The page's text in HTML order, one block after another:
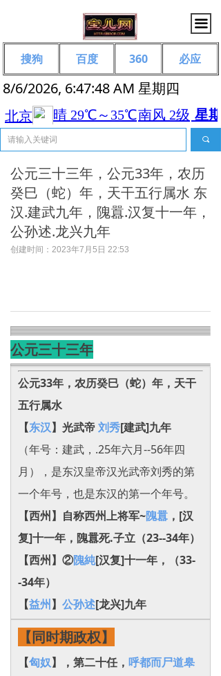
끀
8/6/2026, 6:47:49 AM 星期四
끠
搜狗 百度 360 必应
公元三十三年，公元33年，农历
癸巳（蛇）年，天干五行属水 东
汉.建武九年，隗囂.汉复十一年，
公孙述.龙兴九年
创建时间： 2023年7月5日 22:53
公元三十三年
公元33年， 农历癸巳（蛇）年，天干
五行属水
【东汉】光武帝 刘秀[建武]九年
（年号：建武，.25年六月--56年四
月），是东汉皇帝汉光武帝刘秀的第
一个年号，也是东汉的第一个年号。
【西州】自称西州上将军~隗囂 ，[汉
复]十一年，隗囂死.子立（23--34年）
【西州】②隗純[汉复]十一年，（33-
-34年）
【益州 】 公孙述[龙兴]九年
【同时期政权】
【匈奴】，第二十任， 呼都而尸道皋